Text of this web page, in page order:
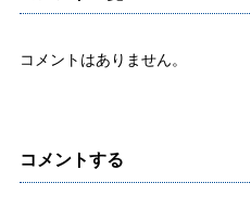
コメントはありません。
コメントする